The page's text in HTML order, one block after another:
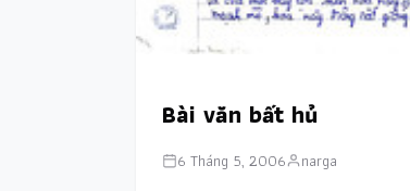
Bài văn bất hủ
6 Tháng 5, 2006 narga